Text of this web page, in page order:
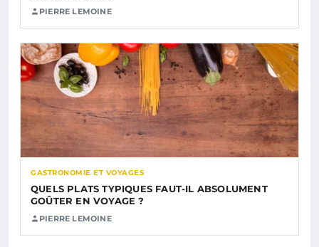
PIERRE LEMOINE
GASTRONOMIE ET VOYAGES
QUELS PLATS TYPIQUES FAUT-IL ABSOLUMENT
GOÛTER EN VOYAGE ?
PIERRE LEMOINE